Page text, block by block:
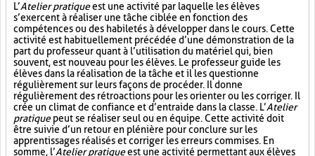
L’Atelier pratiqueest une activité par laquelle les élèves
s’exercent à réaliser une tâche ciblée en fonction des
compétences ou des habiletés à développer dans le cours. Cette
activité est habituellement précédée d’une démonstration de la
part du professeur quant à l’utilisation du matériel qui, bien
souvent, est nouveau pour les élèves. Le professeur guide les
élèves dans la réalisation de la tâche et il les questionne
régulièrement sur leurs façons de procéder. Il donne
régulièrement des rétroactions pour les orienter ou les corriger. Il
crée un climat de confiance et d’entraide dans la classe. L’Atelier
pratiquepeut se réaliser seul ou en équipe. Cette activité doit
être suivie d’un retour en plénière pour conclure sur les
apprentissages réalisés et corriger les erreurs commises. En
somme, l’Atelier pratiqueest une activité permettant aux élèves